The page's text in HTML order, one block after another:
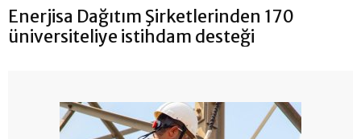
Enerjisa Dağıtım Şirketlerinden 170
üniversiteliye istihdam desteği